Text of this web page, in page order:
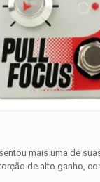
mais uma de
de alto ganho,